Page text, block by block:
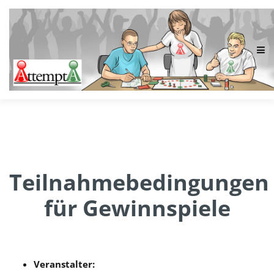
Teilnahmebedingungen
für Gewinnspiele
Veranstalter: